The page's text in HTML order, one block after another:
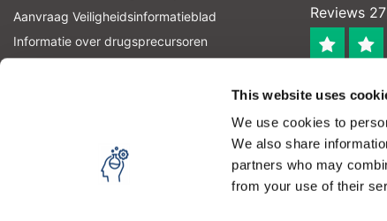
This website uses
We use cookies to
We also share
partners who may
from your use of their
Aanvraag Veiligheidsinformatieblad
Informatie over drugsprecursoren
Reviews
Let op! Op onze productomschrijvingen kunnen
product kan en mag gebruiken. U bent zelf